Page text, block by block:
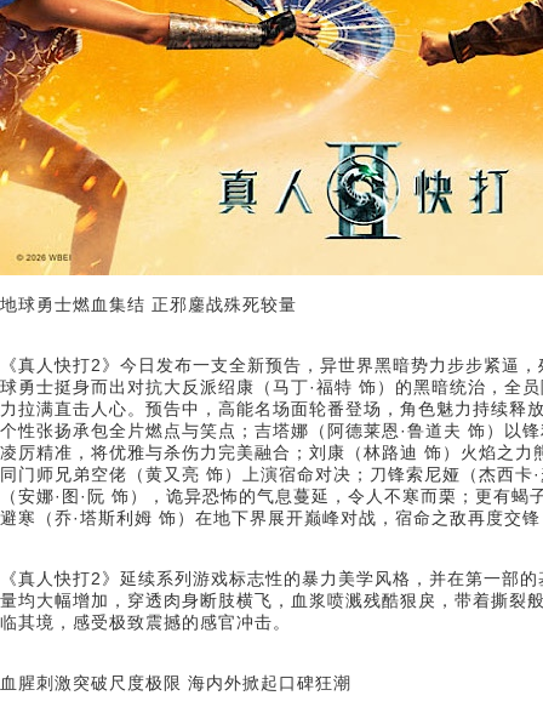
地球勇士燃血集结 正邪鏖战殊死较量
《真人快打2》今日发布一支全新预告，异世界黑暗势力步步紧逼
球勇士挺身而出对抗大反派绍康（马丁·福特 饰）的黑暗统治，全
力拉满直击人心。预告中，高能名场面轮番登场，角色魅力持续释
个性张扬承包全片燃点与笑点；吉塔娜（阿德莱恩·鲁道夫 饰）以
凌厉精准，将优雅与杀伤力完美融合；刘康（林路迪 饰）火焰之力
同门师兄弟空佬（黄又亮 饰）上演宿命对决；刀锋索尼娅（杰西卡
（安娜·图·阮 饰），诡异恐怖的气息蔓延，令人不寒而栗；更有
避寒（乔·塔斯利姆 饰）在地下界展开巅峰对战，宿命之敌再度交
《真人快打2》延续系列游戏标志性的暴力美学风格，并在第一部
量均大幅增加，穿透肉身断肢横飞，血浆喷溅残酷狠戾，带着撕裂
临其境，感受极致震撼的感官冲击。
血腥刺激突破尺度极限 海内外掀起口碑狂潮